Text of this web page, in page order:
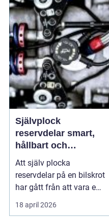
i Skaraborg börjar
upptäcka hur stor
skillnad riktig bilvård gör
i vardagen. När vi pratar
Självplock
reservdelar smart,
hållbart och
plånboksvänligt
Att själv plocka
reservdelar på en bilskrot
har gått från att vara en
nisch för inbitna
bilentusiaster till ett allt
18 april 2026